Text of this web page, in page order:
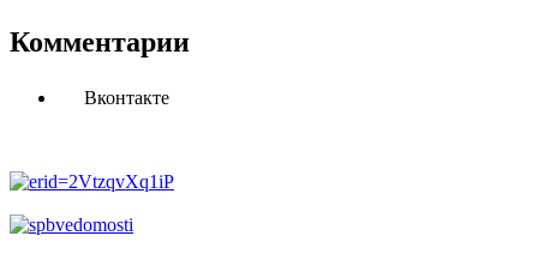
Комментарии
Вконтакте